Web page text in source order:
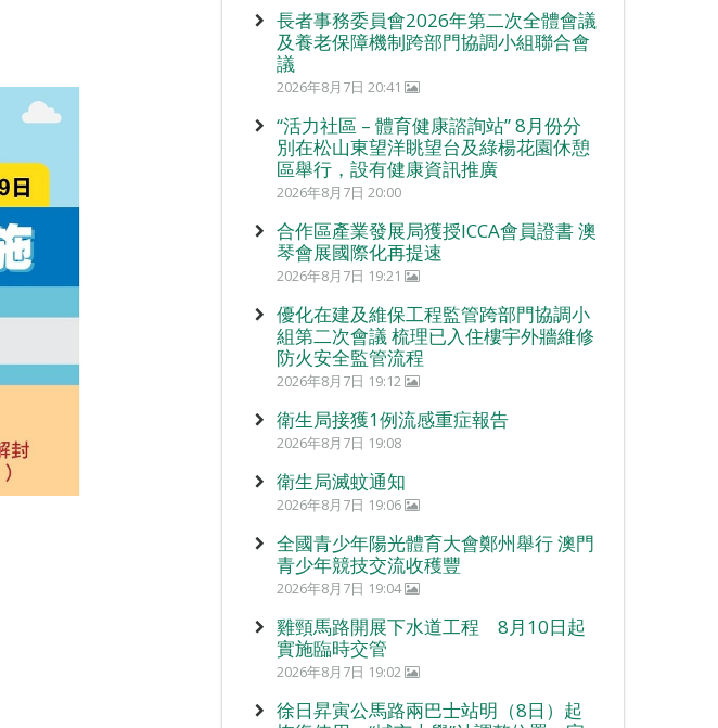
長者事務委員會2026年第二次全體會議
及養老保障機制跨部門協調小組聯合會
議
2026年8月7日 20:41
“活力社區 – 體育健康諮詢站” 8月份分
別在松山東望洋眺望台及綠楊花園休憩
區舉行，設有健康資訊推廣
2026年8月7日 20:00
合作區產業發展局獲授ICCA會員證書 澳
琴會展國際化再提速
2026年8月7日 19:21
優化在建及維保工程監管跨部門協調小
組第二次會議 梳理已入住樓宇外牆維修
防火安全監管流程
2026年8月7日 19:12
衛生局接獲1例流感重症報告
2026年8月7日 19:08
衛生局滅蚊通知
2026年8月7日 19:06
全國青少年陽光體育大會鄭州舉行 澳門
青少年競技交流收穫豐
2026年8月7日 19:04
雞頸馬路開展下水道工程 8月10日起
實施臨時交管
2026年8月7日 19:02
徐日昇寅公馬路兩巴士站明（8日）起